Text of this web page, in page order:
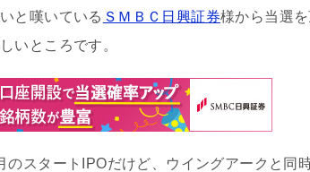
と嘆いている ＳＭＢＣ日興証券様から当選
いところです。
のスタートIPOだけど、ウイングアークと同